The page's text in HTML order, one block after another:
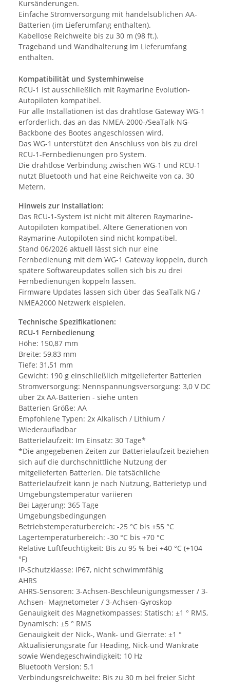
Kursänderungen.
Einfache Stromversorgung mit handelsüblichen AA-
Batterien (im Lieferumfang enthalten).
Kabellose Reichweite bis zu 30 m (98 ft.).
Trageband und Wandhalterung im Lieferumfang
enthalten.
Kompatibilität und Systemhinweise
RCU-1 ist ausschließlich mit Raymarine Evolution-
Autopiloten kompatibel.
Für alle Installationen ist das drahtlose Gateway WG-1
erforderlich, das an das NMEA-2000-/SeaTalk-NG-
Backbone des Bootes angeschlossen wird.
Das WG-1 unterstützt den Anschluss von bis zu drei
RCU-1-Fernbedienungen pro System.
Die drahtlose Verbindung zwischen WG-1 und RCU-1
nutzt Bluetooth und hat eine Reichweite von ca. 30
Metern.
Hinweis zur Installation:
Das RCU-1-System ist nicht mit älteren Raymarine-
Autopiloten kompatibel. Ältere Generationen von
Raymarine-Autopiloten sind nicht kompatibel.
Stand 06/2026 aktuell lässt sich nur eine
Fernbedienung mit dem WG-1 Gateway koppeln, durch
spätere Softwareupdates sollen sich bis zu drei
Fernbedienungen koppeln lassen.
Firmware Updates lassen sich über das SeaTalk NG /
NMEA2000 Netzwerk eispielen.
Technische Spezifikationen:
RCU-1 Fernbedienung
Höhe: 150,87 mm
Breite: 59,83 mm
Tiefe: 31,51 mm
Gewicht: 190 g einschließlich mitgelieferter Batterien
Stromversorgung: Nennspannungsversorgung: 3,0 V DC
über 2x AA-Batterien - siehe unten
Batterien Größe: AA
Empfohlene Typen: 2x Alkalisch / Lithium /
Wiederaufladbar
Batterielaufzeit: Im Einsatz: 30 Tage*
*Die angegebenen Zeiten zur Batterielaufzeit beziehen
sich auf die durchschnittliche Nutzung der
mitgelieferten Batterien. Die tatsächliche
Batterielaufzeit kann je nach Nutzung, Batterietyp und
Umgebungstemperatur variieren
Bei Lagerung: 365 Tage
Umgebungsbedingungen
Betriebstemperaturbereich: -25 °C bis +55 °C
Lagertemperaturbereich: -30 °C bis +70 °C
Relative Luftfeuchtigkeit: Bis zu 95 % bei +40 °C (+104
°F)
IP-Schutzklasse: IP67, nicht schwimmfähig
AHRS
AHRS-Sensoren: 3-Achsen-Beschleunigungsmesser / 3-
Achsen- Magnetometer / 3-Achsen-Gyroskop
Genauigkeit des Magnetkompasses: Statisch: ±1 ° RMS,
Dynamisch: ±5 ° RMS
Genauigkeit der Nick-, Wank- und Gierrate: ±1 °
Aktualisierungsrate für Heading, Nick-und Wankrate
sowie Wendegeschwindigkeit: 10 Hz
Bluetooth Version: 5.1
Verbindungsreichweite: Bis zu 30 m bei freier Sicht